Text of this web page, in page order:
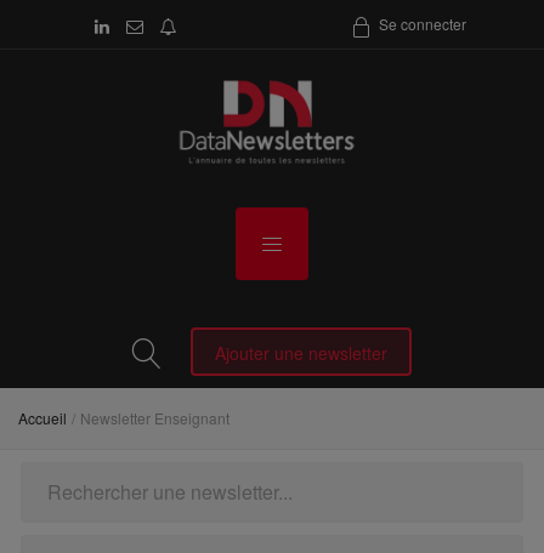
Se connecter
Ajouter une newsletter
Accueil Newsletter Enseignant